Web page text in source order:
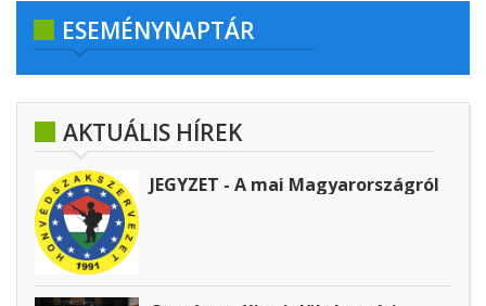
ESEMÉNYNAPTÁR
AKTUÁLIS HÍREK
JEGYZET - A mai Magyarországról